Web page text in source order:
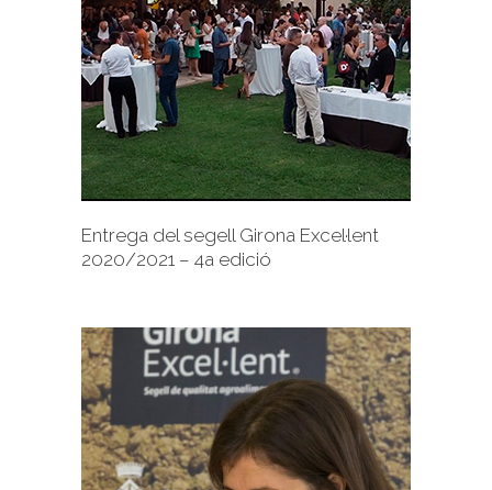
+
Entrega del segell Girona Excel·lent
2020/2021 – 4a edició